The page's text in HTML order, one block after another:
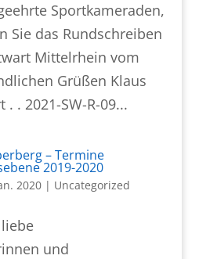
Sportkameraden,
Sie das Rundschreiben
Mittelrhein vom
Grüßen Klaus
. 2021-SW-R-09...
– Termine
2019-2020
2020| Uncategorized
und